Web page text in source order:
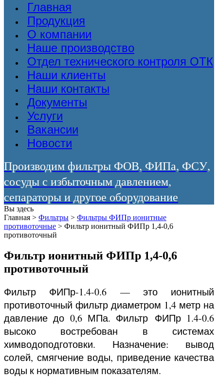
Главная
Продукция
О компании
Наше производство
Отдел технического контроля ОТК
Наши клиенты
Наши контакты
Документы
Услуги
Вакансии
Новости
Производим фильтры ФОВ, ФИПа, ФСУ,
сосуды с избыточным давлением,
сепараторы и другое оборудование
Вы здесь
Главная > Фильтры > Фильтры ФИПр ионитные
противоточные > Фильтр ионитный ФИПр 1,4-0,6
противоточный
Фильтр ионитный ФИПр 1,4-0,6
противоточный
Фильтр ФИПр-1.4-0.6 — это ионитный
противоточный фильтр диаметром 1,4 метр на
давление до 0,6 МПа. Фильтр ФИПр 1.4-0.6
высоко востребован в системах
химводоподготовки. Назначение: вывод
солей, смягчение воды, приведение качества
воды к нормативным показателям.